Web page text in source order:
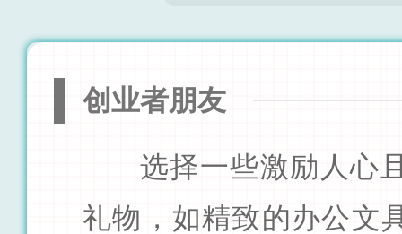
创业者朋友
选择一些激励人心
礼物，如精致的办公文